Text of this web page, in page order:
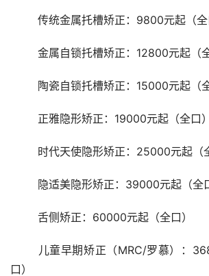
传统金属托槽矫正：9800元起（全
金属自锁托槽矫正：12800元起（全
陶瓷自锁托槽矫正：15000元起（全
	正雅隐形矫正：19000元起（全口）
时代天使隐形矫正：25000元起（
隐适美隐形矫正：39000元起（全
	舌侧矫正：60000元起（全口）
口）